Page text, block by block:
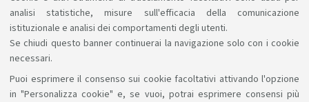
analisi statistiche, misure sull'efficacia della comunicazione
istituzionale e analisi dei comportamenti degli utenti.
Se chiudi questo banner continuerai la navigazione solo con i cookie
necessari.
Puoi esprimere il consenso sui cookie facoltativi attivando l'opzione
in "Personalizza cookie" e, se vuoi, potrai esprimere consensi più
Sosteniamo il diritto alla conoscenza